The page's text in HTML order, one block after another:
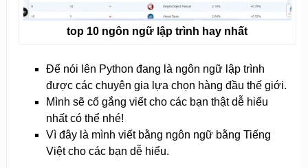
top 10 ngôn ngữ lập trình hay nhất
Để nói lên Python đang là ngôn ngữ lập trình
được các chuyên gia lựa chọn hàng đầu thế giới.
Mình sẽ cố gắng viết cho các bạn thật dễ hiểu
nhất có thể nhé!
Vì đây là mình viết bằng ngôn ngữ bằng Tiếng
Việt cho các bạn dễ hiểu.